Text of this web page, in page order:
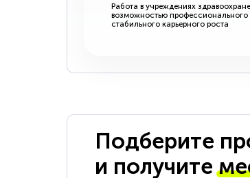
Работа в учреждениях
возможностью профессионального
стабильного карьерного роста
Подберите
и получите